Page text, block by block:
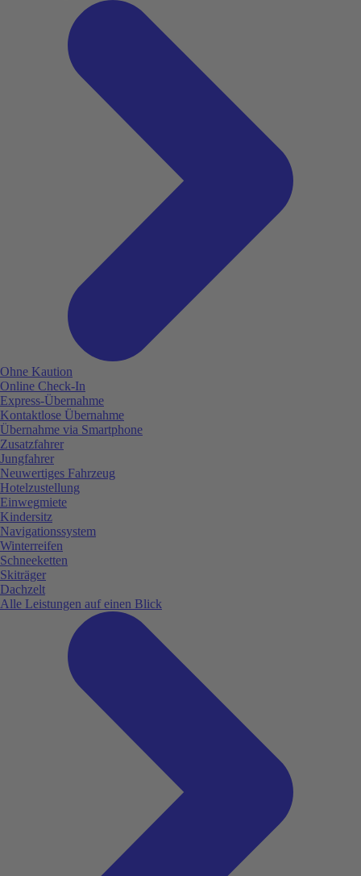
Ohne Kaution
Online Check-In
Express-Übernahme
Kontaktlose Übernahme
Übernahme via Smartphone
Zusatzfahrer
Jungfahrer
Neuwertiges Fahrzeug
Hotelzustellung
Einwegmiete
Kindersitz
Navigationssystem
Winterreifen
Schneeketten
Skiträger
Dachzelt
Alle Leistungen auf einen Blick